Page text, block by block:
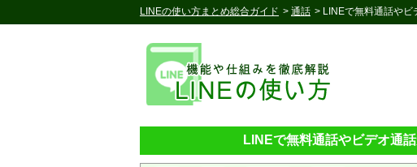
LINEの使い方まとめ総合ガイド > 通話 > LINEで無料通話やビ
LINEで無料通話やビデオ通